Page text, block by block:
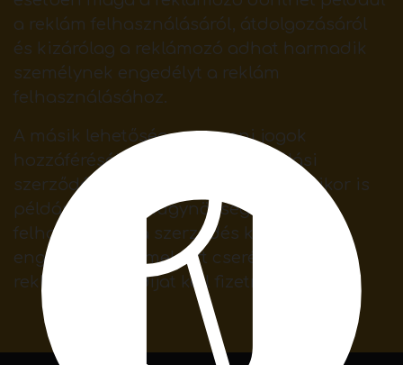
a reklám felhasználásáról, átdolgozásáról
és kizárólag a reklámozó adhat harmadik
személynek engedélyt a reklám
felhasználásához.
A másik lehetőség a vagyoni jogok
hozzáféréséhez pedig felhasználási
szerződés keretében lehetséges, amikor is
például a reklámügynökség a reklám
felhasználására szerződés keretében
engedélyt ad, amelyért cserébe a
reklámozónak díjat kell fizetnie.